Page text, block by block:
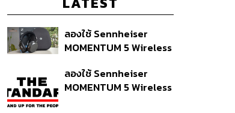
ลองใช้ Sennheiser
MOMENTUM 5 Wireless
ถอดเปลี่ยนแบตเองได้
ก่อนกฎ EU บังคับปีหน้า
ลองใช้ Sennheiser
MOMENTUM 5 Wireless